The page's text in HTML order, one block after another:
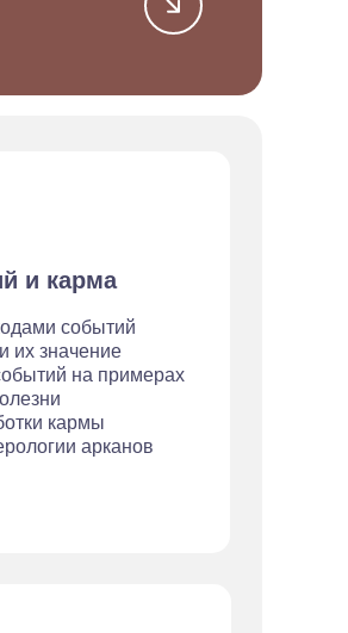
и карма
событий
их значение
на примерах
кармы
арканов